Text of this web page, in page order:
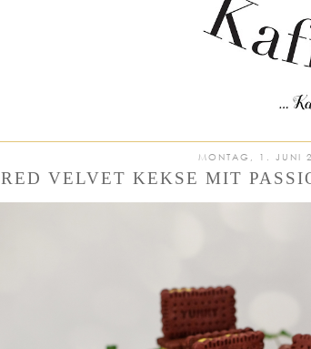
MONTAG, 1. JUNI
RED VELVET KEKSE MIT